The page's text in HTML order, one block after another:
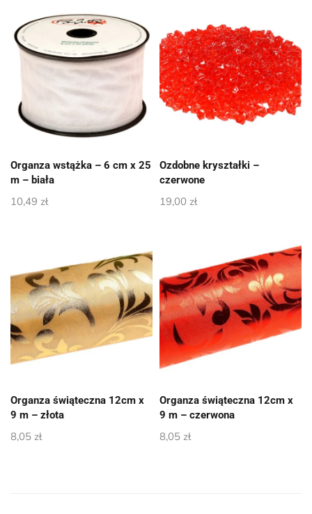
Organza wstążka – 6 cm x 25
m – biała
10,49 zł
Ozdobne kryształki –
czerwone
19,00 zł
Organza świąteczna 12cm x
9 m – złota
8,05 zł
Organza świąteczna 12cm x
9 m – czerwona
8,05 zł